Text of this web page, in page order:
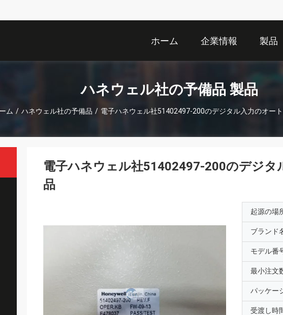
ホーム 企業情報 製品
ハネウェル社の予備品 製品
ム / ハネウェル社の予備品 / 電子ハネウェル社51402497-200のデジタル入力のオー
電子ハネウェル社51402497-200のデジ
品
起源の場
ブランド
モデル番
最小注文
パッケー
受渡し時